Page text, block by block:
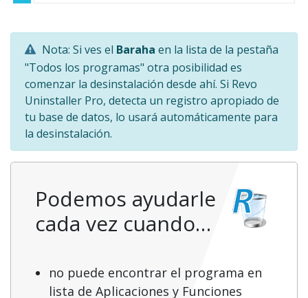
Nota: Si ves el Baraha en la lista de la pestaña
"Todos los programas" otra posibilidad es
comenzar la desinstalación desde ahí. Si Revo
Uninstaller Pro, detecta un registro apropiado de
tu base de datos, lo usará automáticamente para
la desinstalación.
Podemos ayudarle
cada vez cuando…
no puede encontrar el programa en
lista de Aplicaciones y Funciones